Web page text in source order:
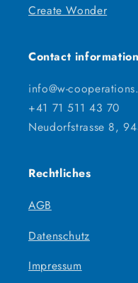
Create Wonder
Contact information
info@w-
+41 71 511 43 70
Neudorfstrasse 8,
Rechtliches
AGB
Datenschutz
Impressum